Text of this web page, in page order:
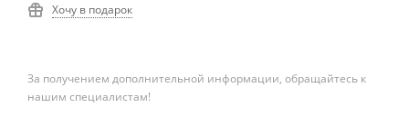
Хочу в подарок
За получением дополнительной информации, обращайтесь к
нашим специалистам!